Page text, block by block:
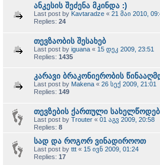
ანკესის შეძენა მკინდა :)
Last post by Kavtaradze « 21 მაი 2010,
Replies: 24
თევზაობის შესახებ
Last post by iguana « 15 დეკ 2009, 23:51
Replies: 1435
კარავი ბრაკონიერობის
Last post by Makena « 26 სექ 2009, 21:01
Replies: 149
თევზების ქართული
Last post by Trouter « 01 აგვ 2009, 20:58
Replies: 8
სად და როგორ ვინადიროოთ
Last post by ttt « 15 ივნ 2009, 01:24
Replies: 17